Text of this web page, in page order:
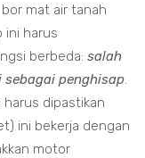
mat air tanah
ini harus
berbeda: salah
penghisap.
dipastikan
ini bekerja dengan
motor